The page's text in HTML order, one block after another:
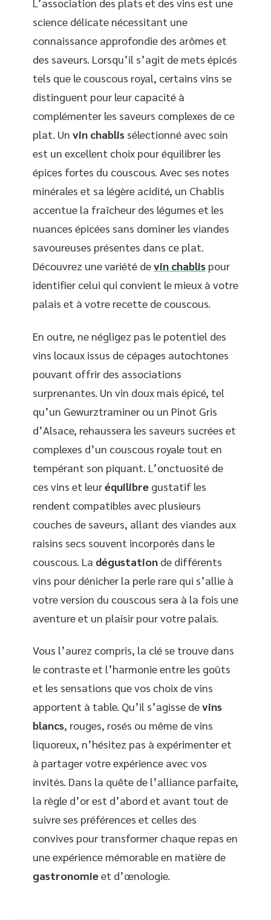
L’association des plats et des vins est une
science délicate nécessitant une
connaissance approfondie des arômes et
des saveurs. Lorsqu’il s’agit de mets épicés
tels que le couscous royal, certains vins se
distinguent pour leur capacité à
complémenter les saveurs complexes de ce
plat. Un vin chablis sélectionné avec soin
est un excellent choix pour équilibrer les
épices fortes du couscous. Avec ses notes
minérales et sa légère acidité, un Chablis
accentue la fraîcheur des légumes et les
nuances épicées sans dominer les viandes
savoureuses présentes dans ce plat.
Découvrez une variété devin chablis pour
identifier celui qui convient le mieux à votre
palais et à votre recette de couscous.
En outre, ne négligez pas le potentiel des
vins locaux issus de cépages autochtones
pouvant offrir des associations
surprenantes. Un vin doux mais épicé, tel
qu’un Gewurztraminer ou un Pinot Gris
d’Alsace, rehaussera les saveurs sucrées et
complexes d’un couscous royale tout en
tempérant son piquant. L’onctuosité de
ces vins et leuréquilibre gustatif les
rendent compatibles avec plusieurs
couches de saveurs, allant des viandes aux
raisins secs souvent incorporés dans le
couscous. La dégustation de différents
vins pour dénicher la perle rare qui s’allie à
votre version du couscous sera à la fois une
aventure et un plaisir pour votre palais.
Vous l’aurez compris, la clé se trouve dans
le contraste et l’harmonie entre les goûts
et les sensations que vos choix de vins
apportent à table. Qu’il s’agisse devins
blancs, rouges, rosés ou même de vins
liquoreux, n’hésitez pas à expérimenter et
à partager votre expérience avec vos
invités. Dans la quête de l’alliance parfaite,
la règle d’or est d’abord et avant tout de
suivre ses préférences et celles des
convives pour transformer chaque repas en
une expérience mémorable en matière de
gastronomieet d’œnologie.